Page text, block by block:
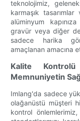
teknolojimiz,
karmaşık
alüminyum
gravür veya diğer
sadece harika
amaçlanan amacına
Kalite
Memnuniyetin
Imlang'da sadece
olağanüstü müşteri
kontrol önlemlerimiz,